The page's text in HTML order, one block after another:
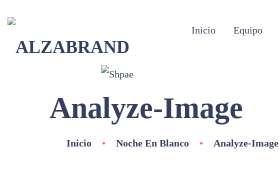
Inicio Equipo
Analyze-Image
Inicio • Noche En Blanco • Analyze-Image